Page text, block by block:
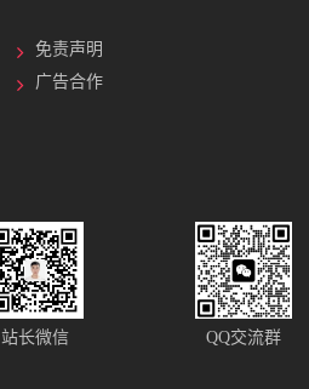
免责声明
广告合作
站长微信 QQ交流群